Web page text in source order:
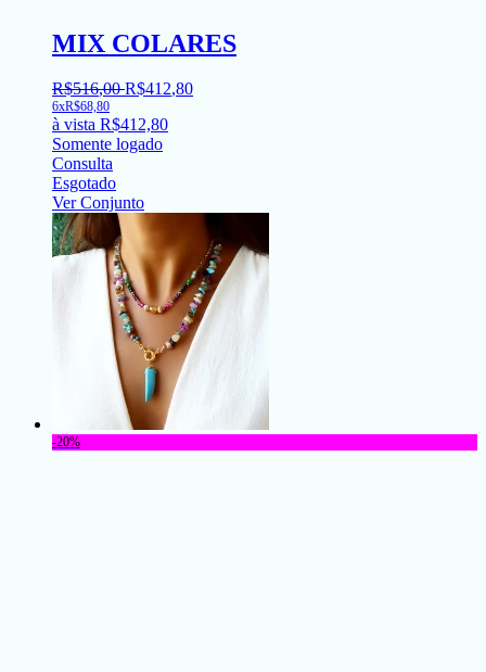
MIX COLARES
R$516,00 R$412,80
6xR$68,80
à vista R$412,80
Somente logado
Consulta
Esgotado
Ver Conjunto
-20%